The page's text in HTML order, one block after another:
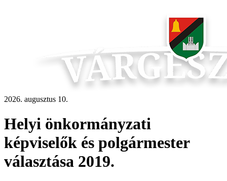
2026. augusztus 10.
Helyi önkormányzati
képviselők és polgármester
választása 2019.